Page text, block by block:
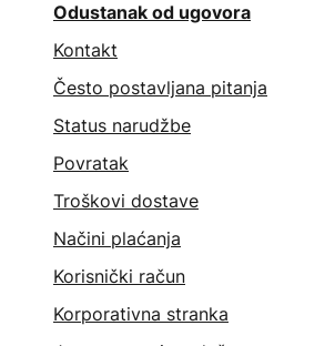
Odustanak od ugovora
Kontakt
Često postavljana pitanja
Status narudžbe
Povratak
Troškovi dostave
Načini plaćanja
Korisnički račun
Korporativna stranka